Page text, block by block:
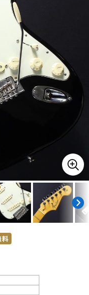
パーカッション
電子ピアノ
その他楽器
レコーディング機器
料